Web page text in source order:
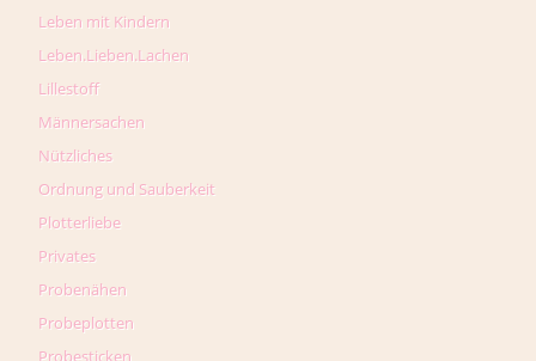
Leben mit Kindern
Leben.Lieben.Lachen
Lillestoff
Männersachen
Nützliches
Ordnung und Sauberkeit
Plotterliebe
Privates
Probenähen
Probeplotten
Probesticken